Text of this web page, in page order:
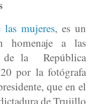
mujeres, es un
homenaje a las
de la República
por la fotógrafa
que en el
de Trujillo